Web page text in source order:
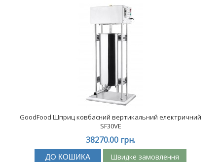
GoodFood Шприц ковбасний вертикальний електричний
SF30VE
38270.00 грн.
ДО КОШИКА Швидке замовлення